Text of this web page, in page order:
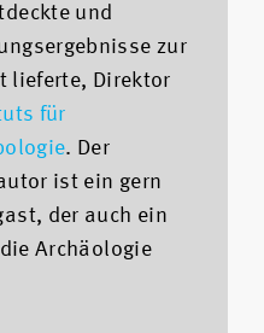
und
zur
lieferte, Direktor
für
. Der
ist ein gern
der auch ein
Archäologie